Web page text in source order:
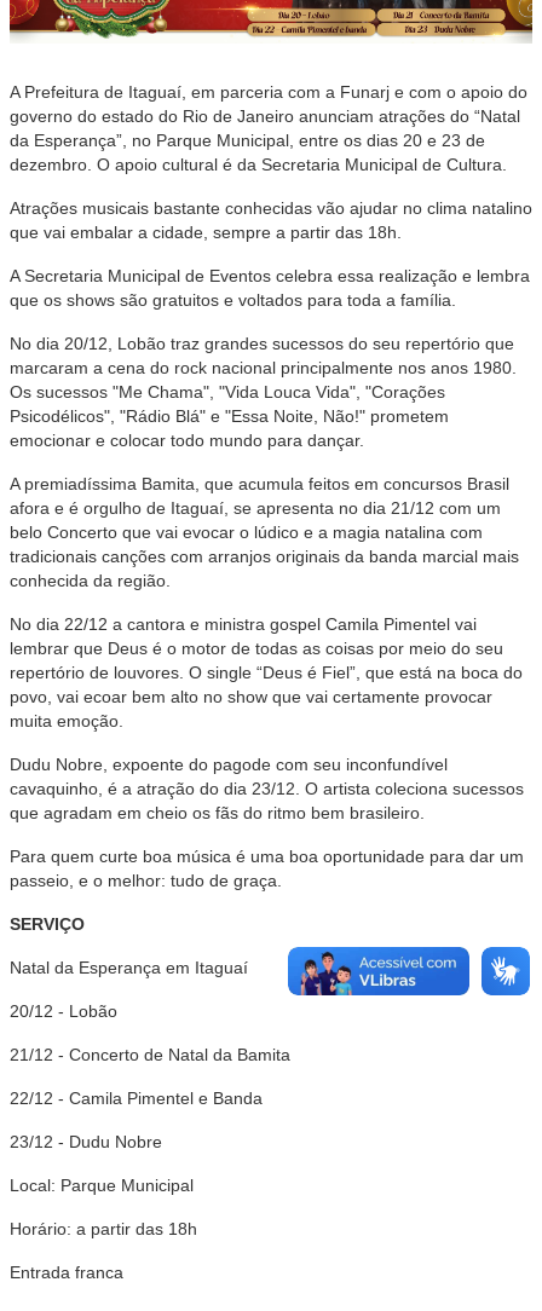
A Prefeitura de Itaguaí, em parceria com a Funarj e com o apoio do
governo do estado do Rio de Janeiro anunciam atrações do “Natal
da Esperança”, no Parque Municipal, entre os dias 20 e 23 de
dezembro. O apoio cultural é da Secretaria Municipal de Cultura.
Atrações musicais bastante conhecidas vão ajudar no clima natalino
que vai embalar a cidade, sempre a partir das 18h.
A Secretaria Municipal de Eventos celebra essa realização e lembra
que os shows são gratuitos e voltados para toda a família.
No dia 20/12, Lobão traz grandes sucessos do seu repertório que
marcaram a cena do rock nacional principalmente nos anos 1980.
Os sucessos "Me Chama", "Vida Louca Vida", "Corações
Psicodélicos", "Rádio Blá" e "Essa Noite, Não!" prometem
emocionar e colocar todo mundo para dançar.
A premiadíssima Bamita, que acumula feitos em concursos Brasil
afora e é orgulho de Itaguaí, se apresenta no dia 21/12 com um
belo Concerto que vai evocar o lúdico e a magia natalina com
tradicionais canções com arranjos originais da banda marcial mais
conhecida da região.
No dia 22/12 a cantora e ministra gospel Camila Pimentel vai
lembrar que Deus é o motor de todas as coisas por meio do seu
repertório de louvores. O single “Deus é Fiel”, que está na boca do
povo, vai ecoar bem alto no show que vai certamente provocar
muita emoção.
Dudu Nobre, expoente do pagode com seu inconfundível
cavaquinho, é a atração do dia 23/12. O artista coleciona sucessos
que agradam em cheio os fãs do ritmo bem brasileiro.
Para quem curte boa música é uma boa oportunidade para dar um
passeio, e o melhor: tudo de graça.
SERVIÇO
Natal da Esperança em Itaguaí
20/12 - Lobão
21/12 - Concerto de Natal da Bamita
22/12 - Camila Pimentel e Banda
23/12 - Dudu Nobre
Local: Parque Municipal
Horário: a partir das 18h
Entrada franca